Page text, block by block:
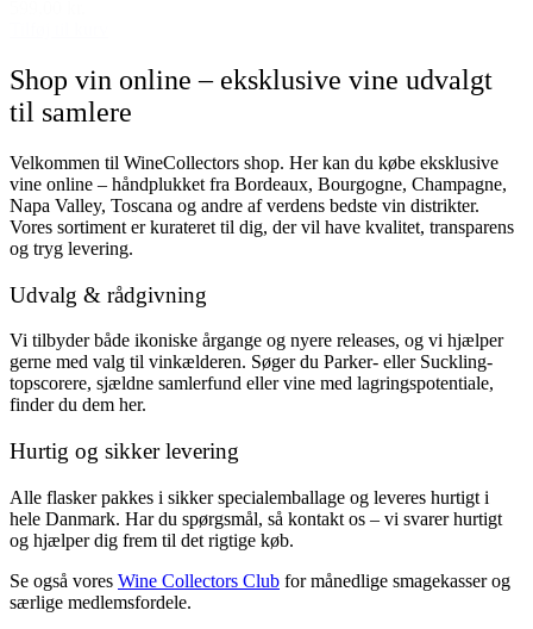
Shop vin online – eksklusive vine udvalgt
til samlere
Velkommen til WineCollectors shop. Her kan du købe eksklusive
vine online – håndplukket fra Bordeaux, Bourgogne, Champagne,
Napa Valley, Toscana og andre af verdens bedste vin distrikter.
Vores sortiment er kurateret til dig, der vil have kvalitet, transparens
og tryg levering.
Udvalg & rådgivning
Vi tilbyder både ikoniske årgange og nyere releases, og vi hjælper
gerne med valg til vinkælderen. Søger du Parker- eller Suckling-
topscorere, sjældne samlerfund eller vine med lagringspotentiale,
finder du dem her.
Hurtig og sikker levering
Alle flasker pakkes i sikker specialemballage og leveres hurtigt i
hele Danmark. Har du spørgsmål, så kontakt os – vi svarer hurtigt
og hjælper dig frem til det rigtige køb.
Se også vores Wine Collectors Club for månedlige smagekasser og
særlige medlemsfordele.